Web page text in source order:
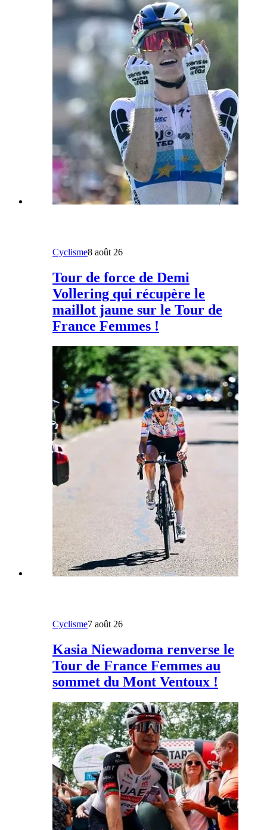
Cyclisme8 août 26
Tour de force de Demi
Vollering qui récupère le
maillot jaune sur le Tour de
France Femmes !
Cyclisme7 août 26
Kasia Niewadoma renverse le
Tour de France Femmes au
sommet du Mont Ventoux !